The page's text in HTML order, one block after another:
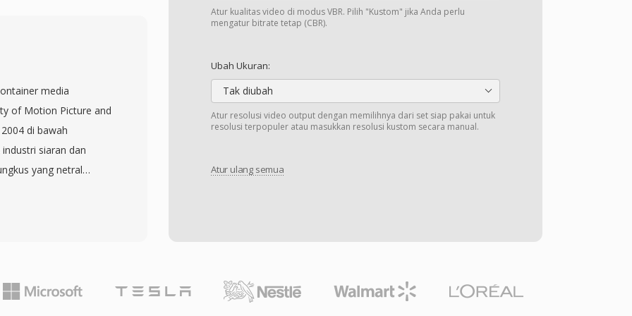
Atur kualitas video di modus VBR. Pilih "Kustom" jika Anda perlu
mengatur bitrate tetap (CBR).
Ubah Ukuran:
Tak diubah
Atur resolusi video output dengan memilihnya dari set siap pakai untuk
resolusi terpopuler atau masukkan resolusi kustom secara manual.
Atur ulang semua
mendekode frame
akurasi frame.
IP, sistem
dan visi mesin industri,
pemrosesan rendah
yang lebih tinggi
ini mencapai
berbasis
media
of Motion Picture and
di bawah
siaran dan
yang netral
dan metadata
master.
satu karakteristik yang